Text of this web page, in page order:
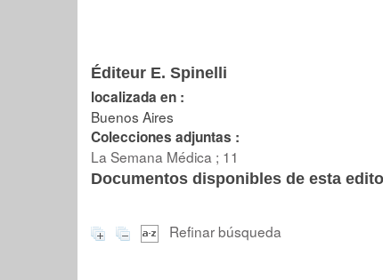
Éditeur E. Spinelli
localizada en :
Buenos Aires
Colecciones adjuntas :
La Semana Médica ; 11
Documentos disponibles de esta
Refinar búsqueda